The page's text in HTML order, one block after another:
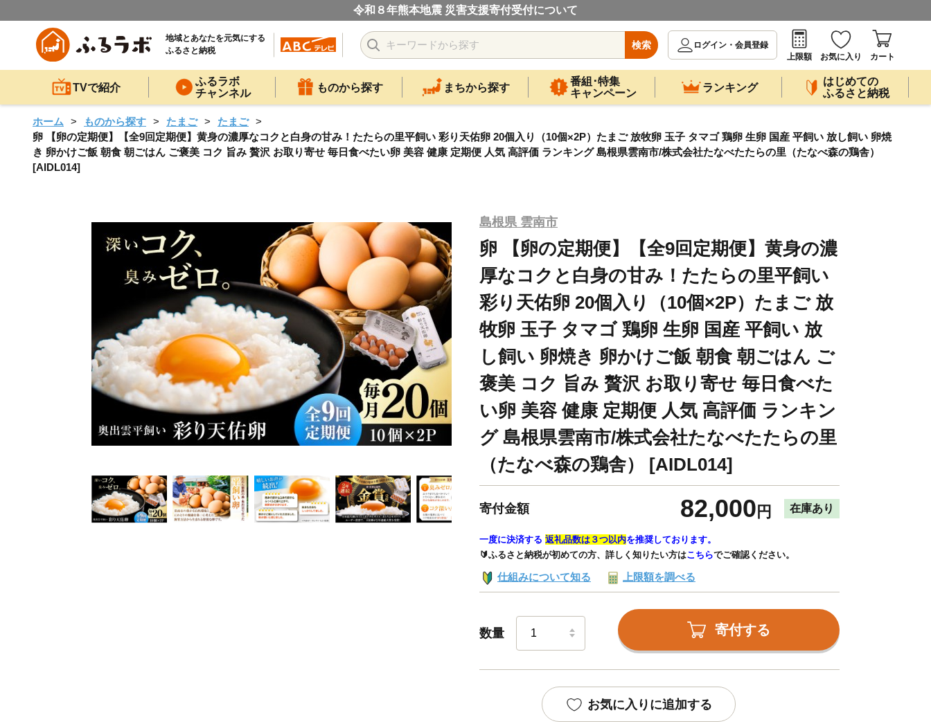
令和８年熊本地震 災害支援寄付受付について
地域とあなたを元気にする
ふるさと納税
検索
ログイン・会員登録
上限額
お気に入り カート
TVで紹介
ふるラボ
チャンネル
ものから探す まちから探す
番組･特集
キャンペーン
ランキング
はじめての
ふるさと納税
ホーム ものから探す たまご
たまご
卵 【卵の定期便】【全9回定期便】黄身の濃厚なコクと白身の甘み！たたらの里平飼い 彩り天佑卵 20個入り（10個×2P）たまご 放牧卵 玉子 タマゴ 鶏卵 生卵 国産 平飼い 放し飼い 卵焼
き 卵かけご飯 朝食 朝ごはん ご褒美 コク 旨み 贅沢 お取り寄せ 毎日食べたい卵 美容 健康 定期便 人気 高評価 ランキング 島根県雲南市/株式会社たなべたたらの里（たなべ森の鶏舎）
[AIDL014]
島根県 雲南市
卵 【卵の定期便】【全9回定期便】黄身の濃
厚なコクと白身の甘み！たたらの里平飼い
彩り天佑卵 20個入り（10個×2P）たまご 放
牧卵 玉子 タマゴ 鶏卵 生卵 国産 平飼い 放
し飼い 卵焼き 卵かけご飯 朝食 朝ごはん ご
褒美 コク 旨み 贅沢 お取り寄せ 毎日食べた
い卵 美容 健康 定期便 人気 高評価 ランキン
グ 島根県雲南市/株式会社たなべたたらの里
（たなべ森の鶏舎） [AIDL014]
寄付金額 82,000 円 在庫あり
一度に決済する 返礼品数は３つ以内を推奨しております。
🔰ふるさと納税が初めての方、詳しく知りたい方はこちらでご確認ください。
仕組みについて知る 上限額を調べる
数量 寄付する
お気に入りに追加する